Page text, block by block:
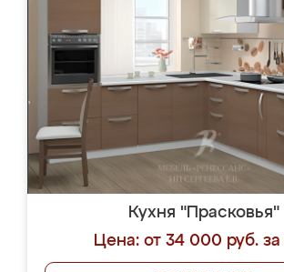
Кухня "Прасковья"
Цена: от 34 000 руб.